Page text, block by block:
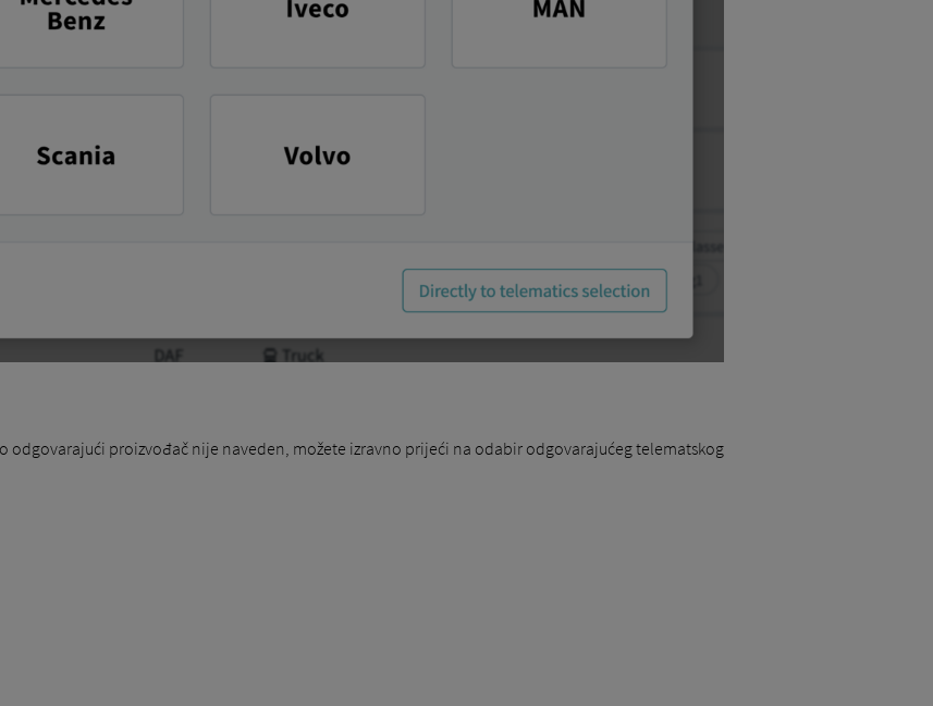
odgovarajući proizvođač nije naveden, možete izravno prijeći na odabir odgovarajućeg telematskog